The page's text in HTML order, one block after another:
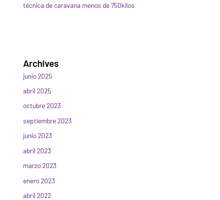
técnica de caravana menos de 750kilos
Archives
junio 2025
abril 2025
octubre 2023
septiembre 2023
junio 2023
abril 2023
marzo 2023
enero 2023
abril 2022